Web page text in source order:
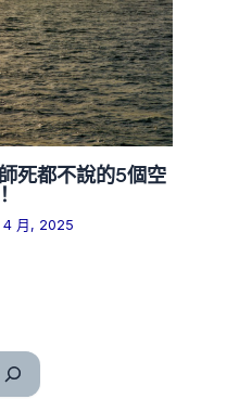
死都不說的5個空
4 月, 2025